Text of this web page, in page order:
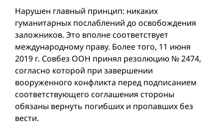
Нарушен главный принцип: никаких
гуманитарных послаблений до освобождения
заложников. Это вполне соответствует
международному праву. Более того, 11 июня
2019 г. Совбез ООН принял резолюцию № 2474,
согласно которой при завершении
вооруженного конфликта перед подписанием
соответствующего соглашения стороны
обязаны вернуть погибших и пропавших без
вести.